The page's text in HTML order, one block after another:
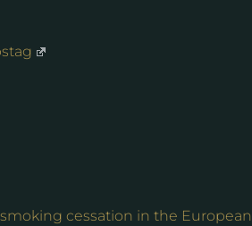
cessation in the European